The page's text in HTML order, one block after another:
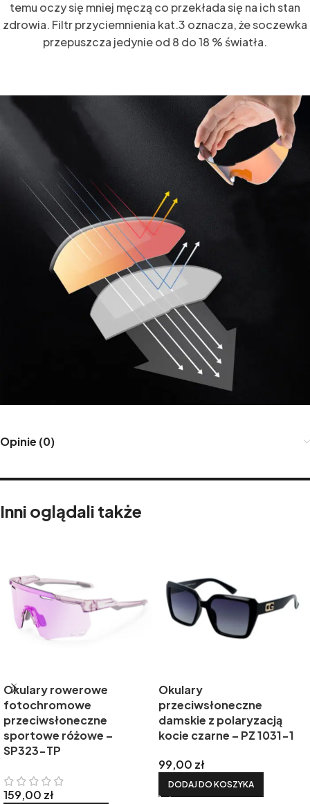
temu oczy się mniej męczą co przekłada się na ich stan
zdrowia. Filtr przyciemnienia kat.3 oznacza, że soczewka
przepuszcza jedynie od 8 do 18 % światła.
Opinie (0)
Inni oglądali także
Okulary rowerowe
fotochromowe
przeciwsłoneczne
sportowe różowe –
SP323-TP
159,00 zł
Okulary
przeciwsłoneczne
damskie z polaryzacją
kocie czarne – PZ 1031-1
99,00 zł
DODAJ DO KOSZYKA